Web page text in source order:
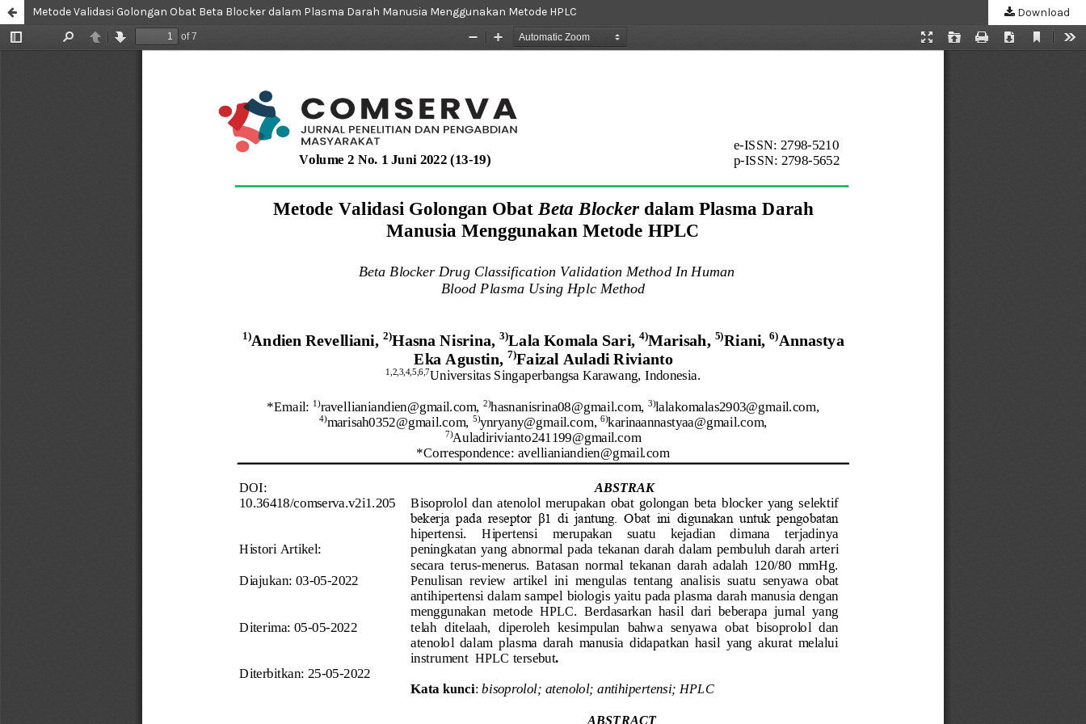
Metode Validasi Golongan Obat Beta Blocker dalam Plasma Darah Manusia Menggunakan Metode HPLC Download